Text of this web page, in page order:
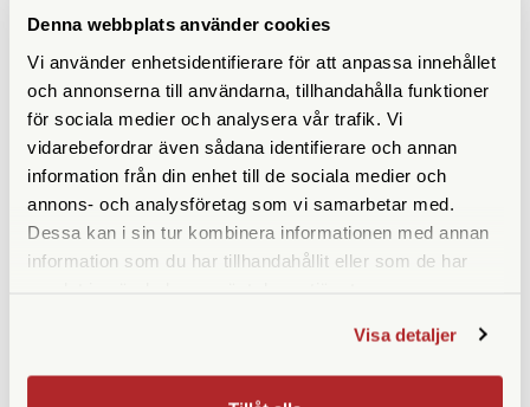
Denna webbplats använder cookies
Vi använder enhetsidentifierare för att anpassa innehållet
och annonserna till användarna, tillhandahålla funktioner
för sociala medier och analysera vår trafik. Vi
vidarebefordrar även sådana identifierare och annan
information från din enhet till de sociala medier och
annons- och analysföretag som vi samarbetar med.
Dessa kan i sin tur kombinera informationen med annan
information som du har tillhandahållit eller som de har
Visa detaljer
SPECIFIKATIONER
Maxbelastning (kg)
10 (8 för fullt fungerande
fjädring)
Medföljande snabbplatta